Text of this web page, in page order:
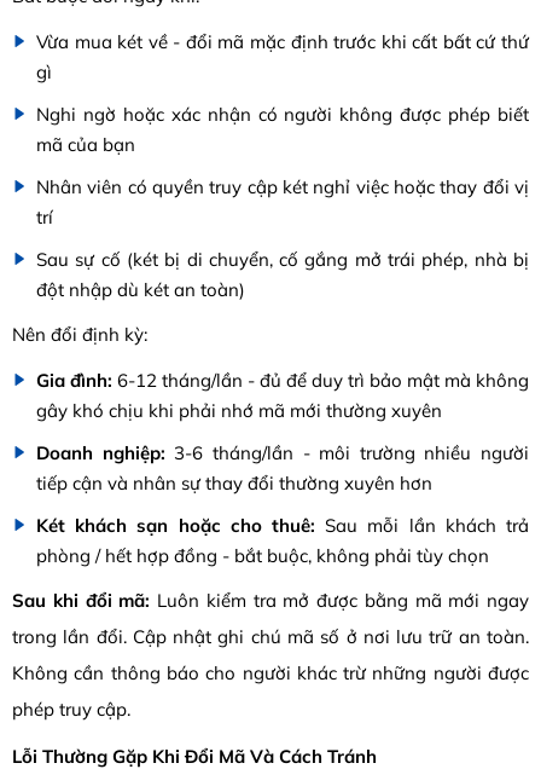
Vừa mua két về - đổi mã mặc định trước khi cất bất cứ thứ
gì
Nghi ngờ hoặc xác nhận có người không được phép biết
mã của bạn
Nhân viên có quyền truy cập két nghỉ việc hoặc thay đổi vị
trí
Sau sự cố (két bị di chuyển, cố gắng mở trái phép, nhà bị
đột nhập dù két an toàn)
Nên đổi định kỳ:
Gia đình: 6-12 tháng/lần - đủ để duy trì bảo mật mà không
gây khó chịu khi phải nhớ mã mới thường xuyên
Doanh nghiệp: 3-6 tháng/lần - môi trường nhiều người
tiếp cận và nhân sự thay đổi thường xuyên hơn
Két khách sạn hoặc cho thuê: Sau mỗi lần khách trả
phòng / hết hợp đồng - bắt buộc, không phải tùy chọn
Sau khi đổi mã: Luôn kiểm tra mở được bằng mã mới ngay
trong lần đổi. Cập nhật ghi chú mã số ở nơi lưu trữ an toàn.
Không cần thông báo cho người khác trừ những người được
phép truy cập.
Lỗi Thường Gặp Khi Đổi Mã Và Cách Tránh